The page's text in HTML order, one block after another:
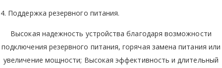
4. Поддержка резервного питания.
Высокая надежность устройства благодаря возможности
подключения резервного питания, горячая замена питания или
увеличение мощности; Высокая эффективность и длительный